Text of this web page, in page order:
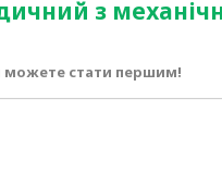
з
можете стати першим!